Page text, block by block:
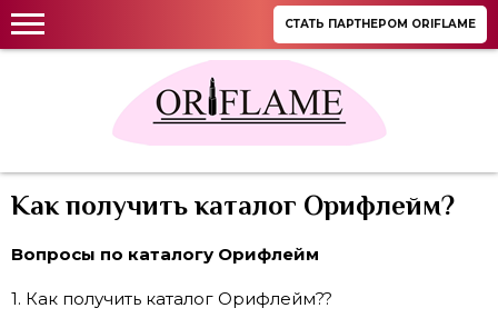
СТАТЬ ПАРТНЕРОМ ORIFLAME
Как получить каталог Орифлейм?
Вопросы по каталогу Орифлейм
1. Как получить каталог Орифлейм??